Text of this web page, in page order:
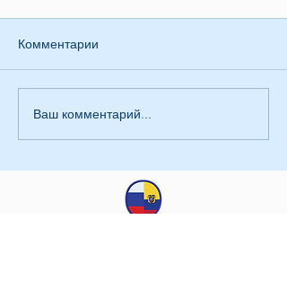
Заявление КСОРС
Эквадора
Комментарии
Ваш комментарий...